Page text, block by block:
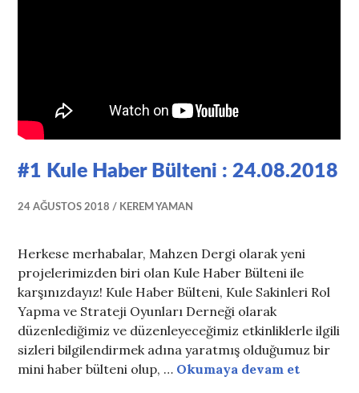
#1 Kule Haber Bülteni : 24.08.2018
24 AĞUSTOS 2018 KEREM YAMAN
Herkese merhabalar, Mahzen Dergi olarak yeni
projelerimizden biri olan Kule Haber Bülteni ile
karşınızdayız! Kule Haber Bülteni, Kule Sakinleri Rol
Yapma ve Strateji Oyunları Derneği olarak
düzenlediğimiz ve düzenleyeceğimiz etkinliklerle ilgili
sizleri bilgilendirmek adına yaratmış olduğumuz bir
mini haber bülteni olup, … Okumaya devam et#1 Kule